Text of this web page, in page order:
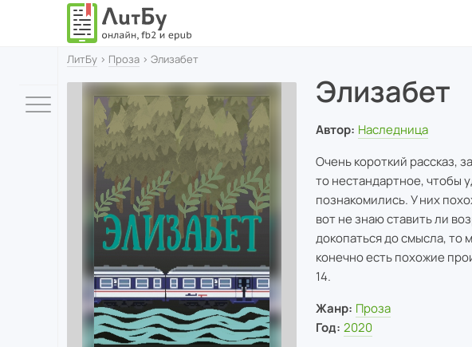
ЛитБу › Проза › Элизабет
Элизабет
Автор: Наследница
Очень короткий рассказ,
то нестандартное, чтобы
познакомились. У них
вот не знаю ставить ли
докопаться до смысла, то
конечно есть похожие
14.
Жанр: Проза
Год: 2020